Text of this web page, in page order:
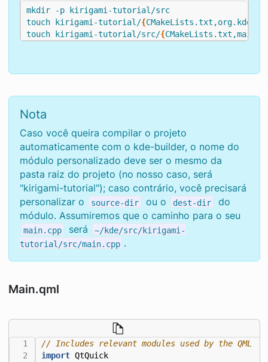
mkdir -p kirigami-tutorial/src
touch kirigami-tutorial/{
touch kirigami-tutorial/src/{
Nota
Caso você queira compilar o projeto
automaticamente com o kde-builder, o nome do
módulo personalizado deve ser o mesmo da
pasta raiz do projeto (no nosso caso, será
"kirigami-tutorial"); caso contrário, você precisará
personalizar o
source-dir ou o dest-dir
do
módulo. Assumiremos que o caminho para o seu
main.cpp será
~/kde/src/kirigami-
tutorial/src/main.cpp .
Main.qml
import QtQuick